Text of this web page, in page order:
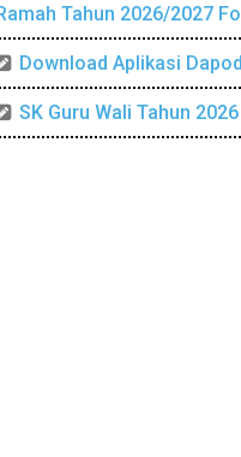
Tahun 2026/2027
Download Aplikasi
SK Guru Wali Tahun 2026